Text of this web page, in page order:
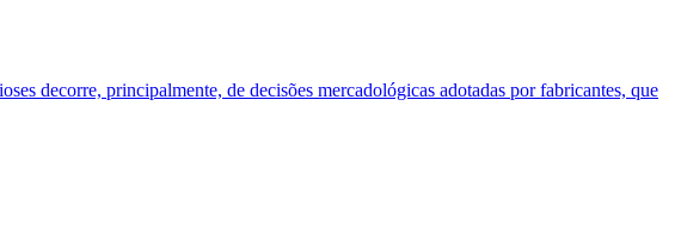
decorre, principalmente, de decisões mercadológicas adotadas por fabricantes, que